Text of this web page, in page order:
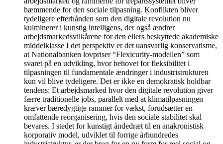
hæmmende for den sociale tilpasning. Konflikten bliver
tydeligere efterhånden som den digitale revolution nu
kulminerer i kunstig intelligens, der også ændrer
arbejdsmarkedsvilkårene for den ellers beskyttede akademiske
middelklasse I det perspektiv er det uansvarlig konservatisme,
at Nationalbanken lovpriser “Flexicurity-modellen” som
svaret på en udvikling, hvor behovet for fleksibilitet i
tilpasningen til fundamentale ændringer i industristrukturen
kun vil blive tydeligere. Det er ikke en demokratisk holdbar
tendens: Et arbejdsmarked hvor den digitale revolution giver
færre traditionelle jobs, parallelt med at klimatilpasningen
kræver bæredygtige rammer for vækst, forudsætter en
omfattende reorganisering, hvis den sociale stabilitet skal
bevares. I stedet for kunstigt åndedræt til en anakronistisk
korporativ model, udviklet til forrige århundredes